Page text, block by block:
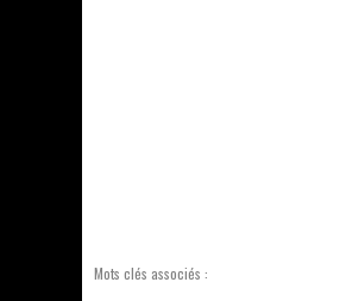
Mots clés associés :